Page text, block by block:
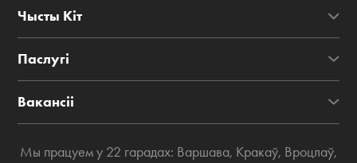
Чысты Кіт
Паслугі
Вакансіі
Мы працуем у 22 гарадах: Варшава, Кракаў, Вроцлаў,